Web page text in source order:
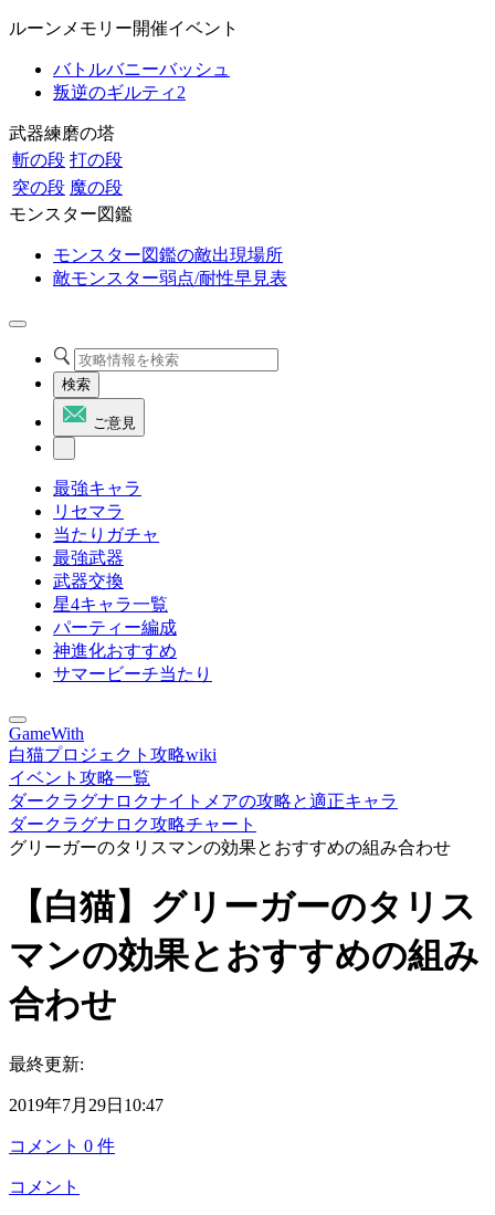
ルーンメモリー開催イベント
バトルバニーバッシュ
叛逆のギルティ2
武器練磨の塔
斬の段 打の段
突の段 魔の段
モンスター図鑑
モンスター図鑑の敵出現場所
敵モンスター弱点/耐性早見表
検索
ご意見
最強キャラ
リセマラ
当たりガチャ
最強武器
武器交換
星4キャラ一覧
パーティー編成
神進化おすすめ
サマービーチ当たり
GameWith
白猫プロジェクト攻略wiki
イベント攻略一覧
ダークラグナロクナイトメアの攻略と適正キャラ
ダークラグナロク攻略チャート
グリーガーのタリスマンの効果とおすすめの組み合わせ
【白猫】グリーガーのタリス
マンの効果とおすすめの組み
合わせ
最終更新:
2019年7月29日10:47
コメント 0 件
コメント